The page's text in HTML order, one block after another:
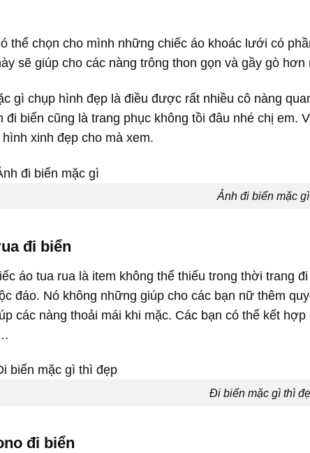
thể chọn cho mình những chiếc áo khoác lưới có
sẽ giúp cho các nàng trông thon gọn và gầy gò hơn
gì chụp hình đẹp là điều được rất nhiều cô nàng
đi biển cũng là trang phục không tồi đâu nhé chị em.
xinh đẹp cho mà xem.
Ảnh đi biển mặc gì
đi biển
áo tua rua là item không thể thiếu trong thời trang
đáo. Nó không những giúp cho các bạn nữ thêm
các nàng thoải mái khi mặc. Các bạn có thể kết
Đi biển mặc gì thì
đi biển